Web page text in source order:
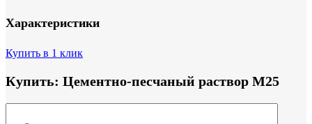
Характеристики
Купить в 1 клик
Купить: Цементно-песчаный раствор М25